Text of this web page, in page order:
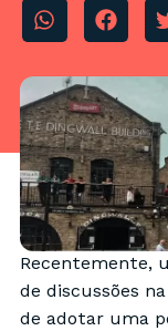
Recentemente,
de discussões
de adotar uma